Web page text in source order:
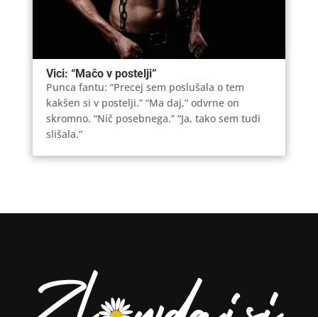
Vici: “Mačo v postelji”
Punca fantu: “Precej sem poslušala o tem
kakšen si v postelji.” “Ma daj,” odvrne on
skromno. “Nič posebnega.” “Ja, tako sem tudi
slišala.”